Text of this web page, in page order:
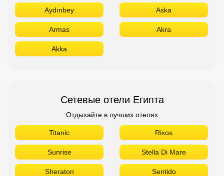
Aydınbey Aska
Armas Akra
Akka
Сетевые отели Египта
Отдыхайте в лучших отелях
Titanic Rixos
Sunrise Stella Di Mare
Sheraton Sentido